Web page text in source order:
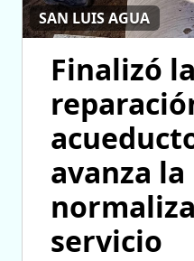
SAN LUIS AGUA
Finalizó la
avanza la
servicio